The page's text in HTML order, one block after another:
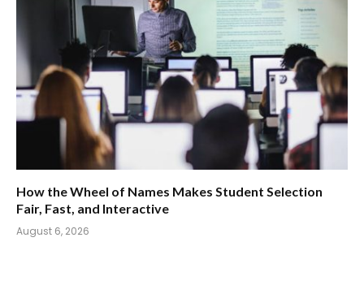
How the Wheel of Names Makes Student Selection
Fair, Fast, and Interactive
August 6, 2026